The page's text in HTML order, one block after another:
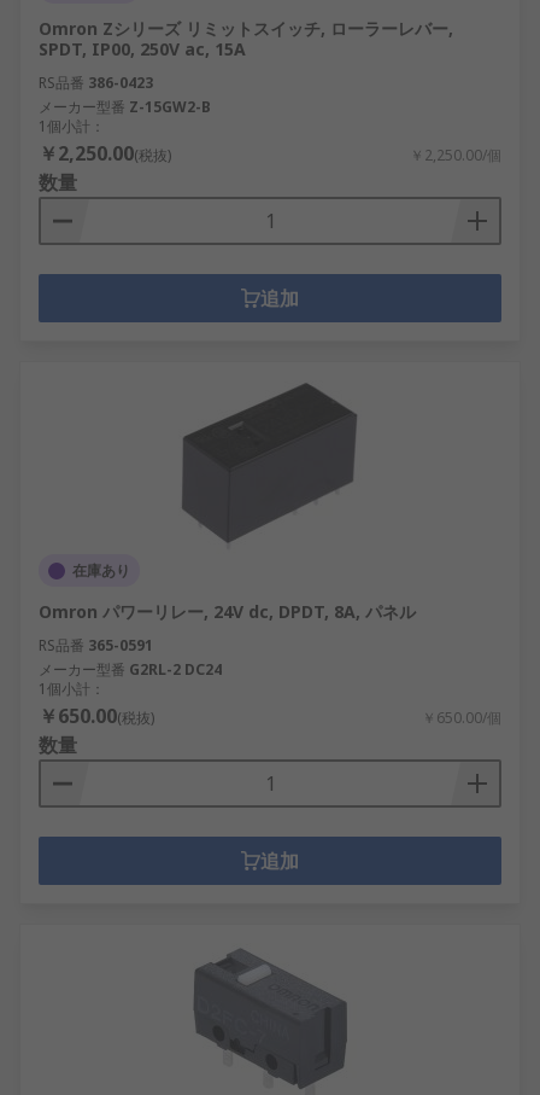
Omron Zシリーズ リミットスイッチ, ローラーレバー,
SPDT, IP00, 250V ac, 15A
RS品番 386-0423
メーカー型番 Z-15GW2-B
1個小計：
￥2,250.00(税抜) ￥2,250.00/個
数量
追加
在庫あり
Omron パワーリレー, 24V dc, DPDT, 8A, パネル
RS品番 365-0591
メーカー型番 G2RL-2 DC24
1個小計：
￥650.00(税抜) ￥650.00/個
数量
追加